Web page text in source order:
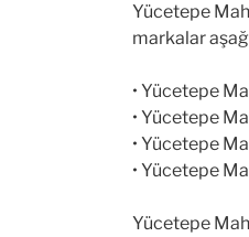
Yücetepe
markalar
• Yücetepe
• Yücetepe
• Yücetepe
• Yücetepe
Yücetepe